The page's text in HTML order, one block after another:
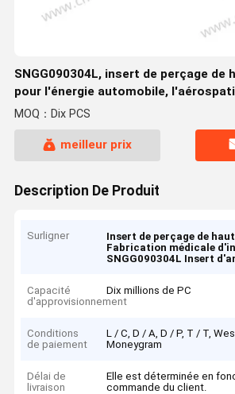
SNGG090304L, insert de perçage de
pour l'énergie automobile,
fabrication médicale
MOQ：Dix PCS
meilleur prix
Description De Produit
Surligner Insert de perçage de
Fabrication médicale
SNGG090304L Insert
Capacité
d'approvisionnement
Dix millions de PC
Conditions
de paiement
L / C, D / A, D / P, T / T,
Moneygram
Délai de
livraison
Elle est déterminée en
commande du client.